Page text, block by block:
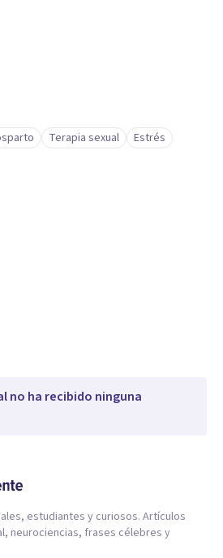
Terapia sexual
Estrés
no ha recibido ninguna
estudiantes y curiosos. Artículos
neurociencias, frases célebres y